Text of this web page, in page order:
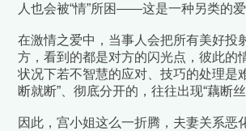
人也会被“情”所困——这是一种另类的
在激情之爱中，当事人会把所有美好投
方，看到的都是对方的闪光点，彼此的
状况下若不智慧的应对、技巧的处理是
断就断”、彻底分开的，往往出现“藕断丝
因此，宫小姐这么一折腾，夫妻关系恶